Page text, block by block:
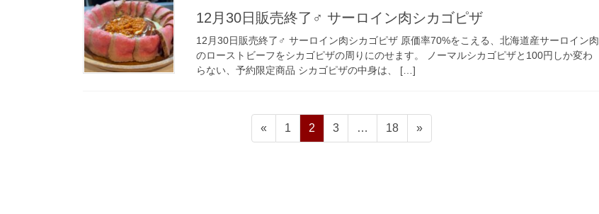
12月30日販売終了‍♂️ サーロイン肉シカゴピザ
12月30日販売終了‍♂️ サーロイン肉シカゴピザ 原価率70%をこえる、北海道産サーロイン肉
のローストビーフをシカゴピザの周りにのせます。 ノーマルシカゴピザと100円しか変わ
らない、予約限定商品 シカゴピザの中身は、 […]
«
ペ
ー
1
ペ
ー
2
ペ
ー
3 …
ペ
ー
18 »